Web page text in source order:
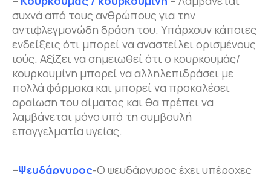
συχνά από τους ανθρώπους για την
αντιφλεγμονώδη δράση του. Υπάρχουν κάποιες
ενδείξεις ότι μπορεί να αναστείλει ορισμένους
ιούς. Αξίζει να σημειωθεί ότι ο κουρκουμάς/
κουρκουμίνη μπορεί να αλληλεπιδράσει με
πολλά φάρμακα και μπορεί να προκαλέσει
αραίωση του αίματος και θα πρέπει να
λαμβάνεται μόνο υπό τη συμβουλή
επαγγελματία υγείας.
–Ψευδάργυρος-Ο ψευδάργυρος έχει υπέροχες